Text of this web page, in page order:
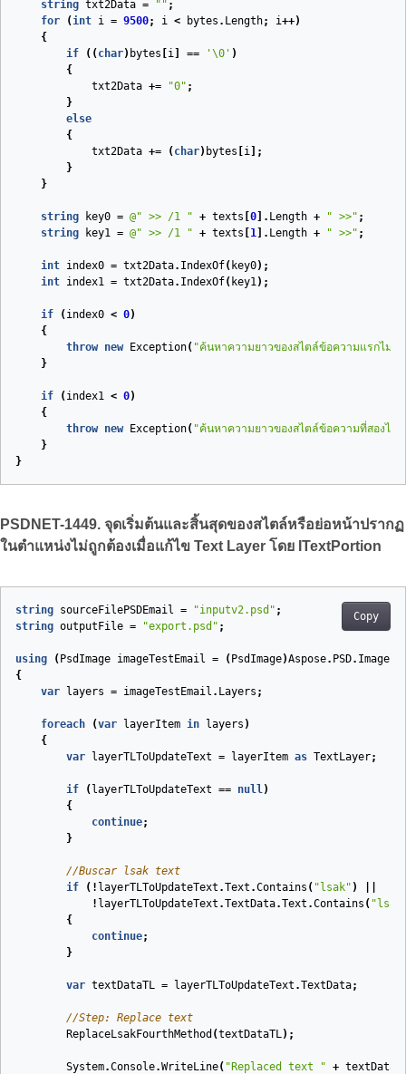
string txt2Data = "" ;
for
(int i = 9500; i < bytes . Length; i++)
{
if
(( char) bytes i == '\0' )
{
txt2Data += "0" ;
}
else
{
txt2Data += ( char) bytes i ];
}
}
string key0 = @" >> /1 " + texts 0 ]. Length + " >>" ;
string
key1 = @" >> /1 " + texts 1 ]. Length + " >>" ;
int index0 = txt2Data. IndexOf( key0);
int index1 = txt2Data. IndexOf( key1);
if ( index0 < 0)
{
throw new Exception( "ค้นหาความยาวของสไตล์ข้อความแรกไม่
}
if ( index1 < 0)
{
throw new Exception( "ค้นหาความยาวของสไตล์ข้อความที่สองไม่
}
}
PSDNET-1449. จุดเริ่มต้นและสิ้นสุดของสไตล์หรือย่อหน้าปรากฏ
ในตำแหน่งไม่ถูกต้องเมื่อแก้ไข Text Layer โดย ITextPortion
Copy
string sourceFilePSDEmail = "inputv2.psd" ;
string outputFile = "export.psd" ;
using ( PsdImage imageTestEmail = ( PsdImage)Aspose. PSD. Image
{
var
layers = imageTestEmail . Layers ;
foreach (var layerItem in layers )
{
var
layerTLToUpdateText = layerItem as TextLayer;
if ( layerTLToUpdateText == null)
{
continue;
}
//Buscar lsak text
if
(! layerTLToUpdateText .Text .Contains ( "lsak" )
! layerTLToUpdateText .TextData.Text .Contains (
{
continue;
}
var textDataTL = layerTLToUpdateText .TextData;
//Step: Replace text
ReplaceLsakFourthMethod (textDataTL);
System.Console.WriteLine( "Replaced text " +